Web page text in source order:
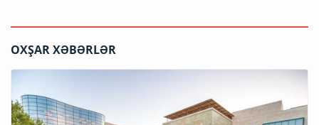
OXŞAR XƏBƏRLƏR